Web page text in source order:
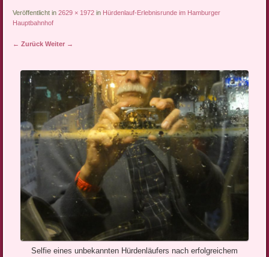
Veröffentlicht in2629 × 1972 in Hürdenlauf-Erlebnisrunde im Hamburger
Hauptbahnhof
← Zurück Weiter →
Selfie eines unbekannten Hürdenläufers nach erfolgreichem